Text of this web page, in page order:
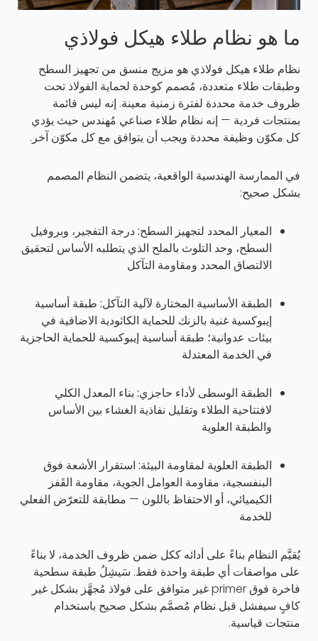
ما هو نظام طلاء هيكل فولاذي
نظام طلاء هيكل فولاذي هو مزيج منسق من تجهيز السطح
وطبقات طلاء متعددة، مُصمم كوحدة لحماية الفولاذ تحت
ظروف خدمة محددة لفترة زمنية معينة. إنه ليس قائمة
بمنتجات فردية — إنه نظام طلاء صناعي مُهندس حيث يؤدي
كل مكوّن وظيفة محددة ويجب أن يتوافق مع كل مكوّن آخر.
في الممارسة الهندسية الواقعية، يتضمن النظام المصمم
بشكل صحيح:
المعيار المحدد لتجهيز السطح:درجة التفجير، وبروفيل
السطح، وحد التلوث بالملح الذي يتطلبه الأساس لتحقيق
الالتصاق المحدد ومقاومة التآكل
الطبقة الأساسية المختارة لآلية التآكل: طبقة أساسية
إيبوكسية غنية بالزنك للحماية الكاثودية الاضافية في
بيئات عدوانية؛ طبقة أساسية إيبوكسية للحماية الحاجزية
في الخدمة المعتدلة
الطبقة الوسطى لأداء حاجزي: بناء المعدل الكلي
لافتتاحية الطلاء وتقليل نفاذية الغشاء بين الأساس
والطبقة العلوية
الطبقة العلوية لمقاومة البيئة: استقرار الأشعة فوق
البنفسجية، مقاومة العوامل الجوية، مقاومة القَفز
الكيميائي، أو الاحتفاظ باللون — مطابقة للتعرّض الفعلي
للخدمة
يُقيَّم النظام بناءً على أدائه ككل ضمن ظروف الخدمة، لا بناءً
على مواصفات أي طبقة واحدة فقط. سَيشِلُ طبقة سطحية
فاخرة فوق primer غير متوافق على فولاذ مُجهَّز بشكل غير
كافٍ سيفشل قبل نظام مُصمَّم بشكل صحيح باستخدام
منتجات قياسية.